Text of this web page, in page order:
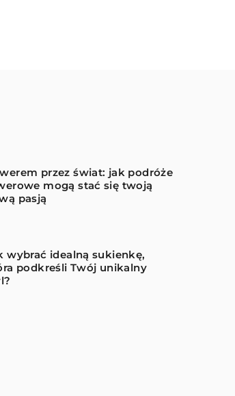
przez świat: jak podróże
mogą stać się twoją
pasją
wybrać idealną sukienkę,
podkreśli Twój unikalny